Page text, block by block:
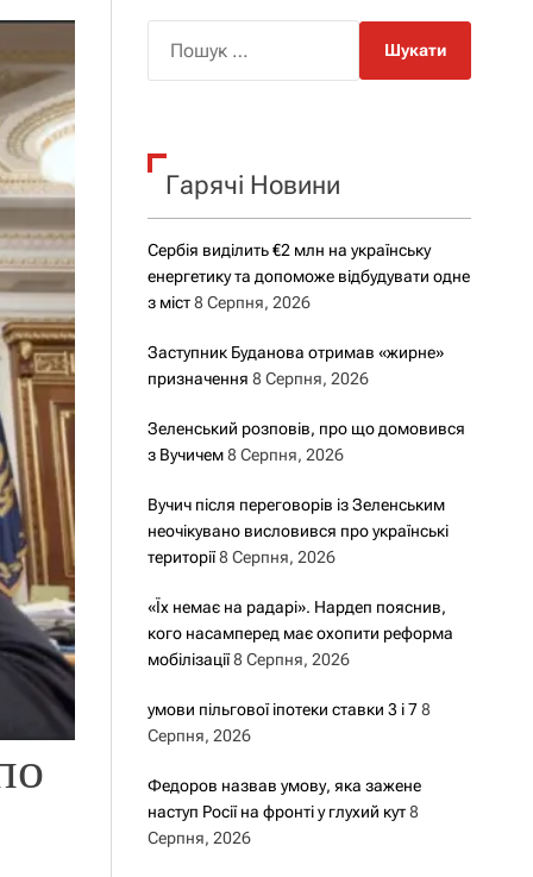
р
о
у
к
Гарячі Новини
Сербія виділить €2 млн на українську
енергетику та допоможе відбудувати одне
з міст 8 Серпня, 2026
Заступник Буданова отримав «жирне»
призначення 8 Серпня, 2026
Зеленський розповів, про що домовився
з Вучичем 8 Серпня, 2026
Вучич після переговорів із Зеленським
неочікувано висловився про українські
території 8 Серпня, 2026
«Їх немає на радарі». Нардеп пояснив,
кого насамперед має охопити реформа
мобілізації 8 Серпня, 2026
умови пільгової іпотеки ставки 3 і 7 8
Серпня, 2026
Федоров назвав умову, яка зажене
наступ Росії на фронті у глухий кут 8
Серпня, 2026